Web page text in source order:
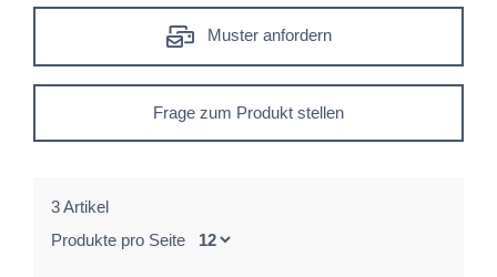
Muster anfordern
Frage zum Produkt stellen
3 Artikel
Produkte pro Seite